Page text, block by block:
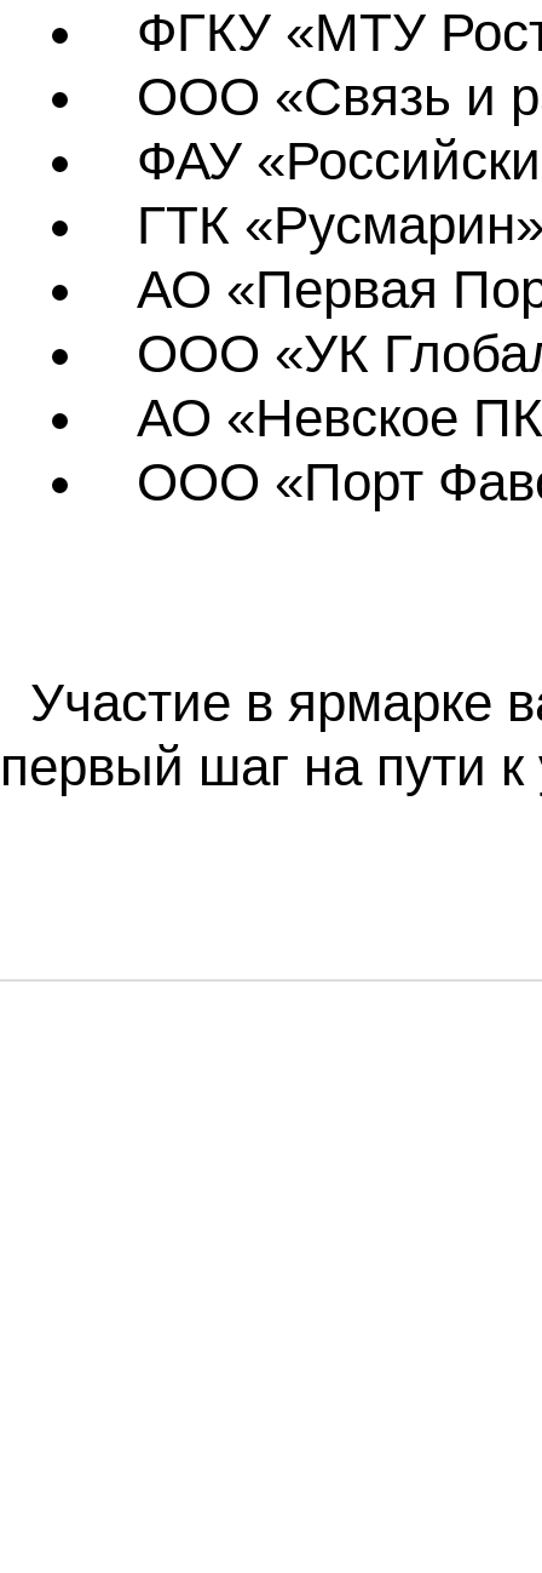
ФГКУ «МТУ
ООО «Связь и
ФАУ
ГТК
АО «Первая
ООО «УК
АО «Невское
ООО «Порт
Участие в ярмарке
первый шаг на пути